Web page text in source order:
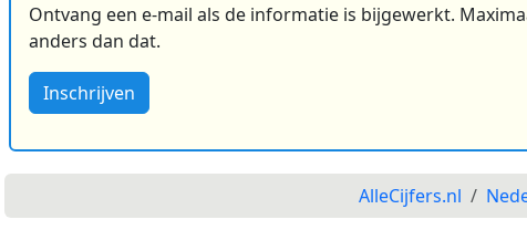
Ontvang een e-mail als de informatie is bijgewerkt.
anders dan dat.
Inschrijven
AlleCijfers.nl